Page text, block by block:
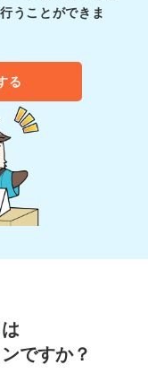
うことができま
る
ですか？